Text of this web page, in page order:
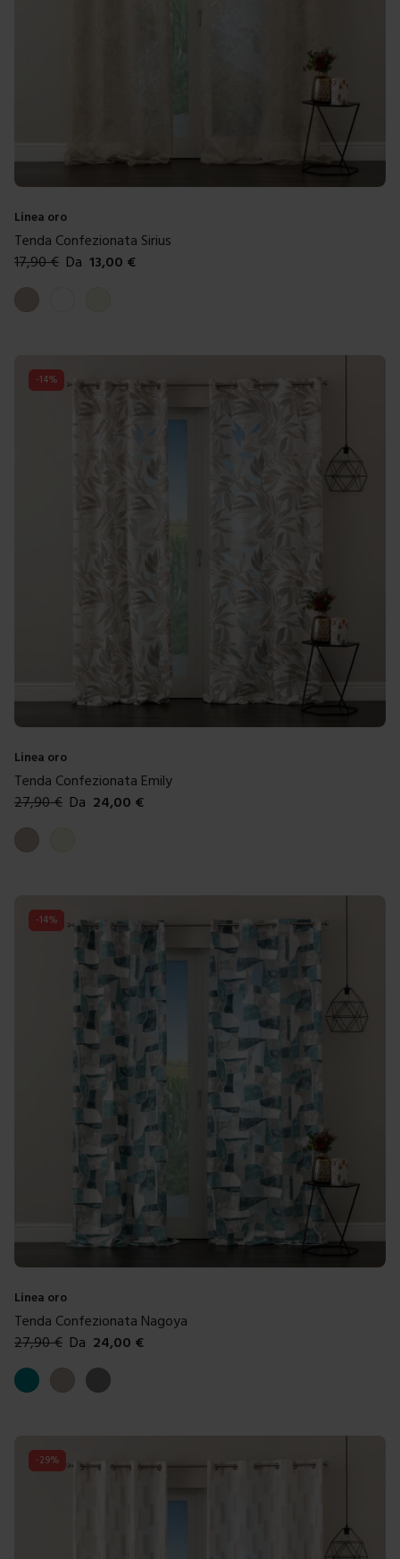
Linea oro
Tenda Confezionata Sirius
17,90€ Da 13,00 €
Colori disponibili
Tortora
-14%
Linea oro
Tenda Confezionata Emily
27,90€ Da 24,00 €
Colori disponibili
Tortora
-14%
Linea oro
Tenda Confezionata Nagoya
27,90€ Da 24,00 €
Colori disponibili
OttanioTortoraGrigio
-29%